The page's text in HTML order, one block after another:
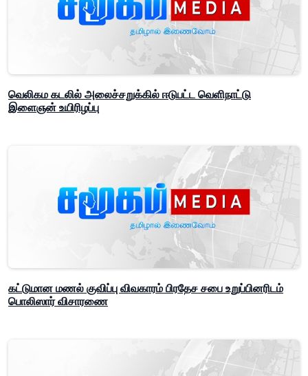
வெலிகம கடலில் அலைச்சறுக்கில் ஈடுபட்ட வெளிநாட்டு
இளைஞன் உயிரிழப்பு
கட்டுமான மணல் குவிப்பு விவகாரம் பிரதேச சபை உறுப்பினரிடம்
பொலிஸார் விசாரணை